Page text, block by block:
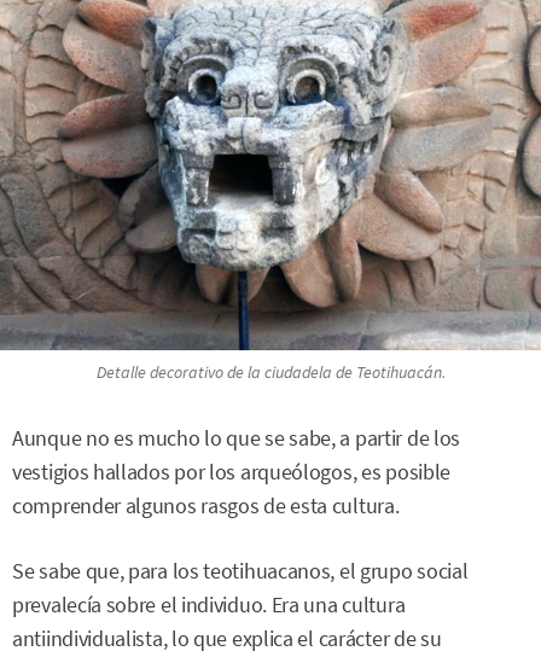
Detalle decorativo de la ciudadela de Teotihuacán.
Aunque no es mucho lo que se sabe, a partir de los
vestigios hallados por los arqueólogos, es posible
comprender algunos rasgos de esta cultura.
Se sabe que, para los teotihuacanos, el grupo social
prevalecía sobre el individuo. Era una cultura
antiindividualista, lo que explica el carácter de su